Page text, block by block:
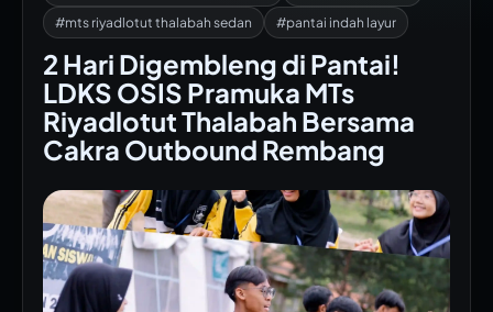
#mts riyadlotut thalabah sedan
#pantai indah layur
2 Hari Digembleng di Pantai!
LDKS OSIS Pramuka MTs
Riyadlotut Thalabah Bersama
Cakra Outbound Rembang